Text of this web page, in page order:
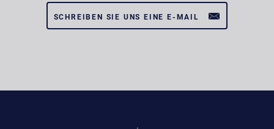
SCHREIBEN SIE UNS EINE E-MAIL